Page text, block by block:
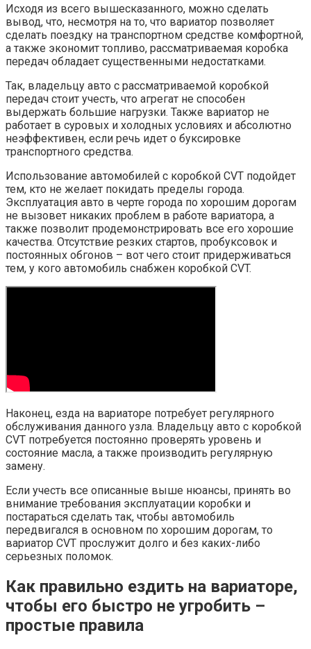
Исходя из всего вышесказанного, можно сделать
вывод, что, несмотря на то, что вариатор позволяет
сделать поездку на транспортном средстве комфортной,
а также экономит топливо, рассматриваемая коробка
передач обладает существенными недостатками.
Так, владельцу авто с рассматриваемой коробкой
передач стоит учесть, что агрегат не способен
выдержать большие нагрузки. Также вариатор не
работает в суровых и холодных условиях и абсолютно
неэффективен, если речь идет о буксировке
транспортного средства.
Использование автомобилей с коробкой CVT подойдет
тем, кто не желает покидать пределы города.
Эксплуатация авто в черте города по хорошим дорогам
не вызовет никаких проблем в работе вариатора, а
также позволит продемонстрировать все его хорошие
качества. Отсутствие резких стартов, пробуксовок и
постоянных обгонов – вот чего стоит придерживаться
тем, у кого автомобиль снабжен коробкой CVT.
Наконец, езда на вариаторе потребует регулярного
обслуживания данного узла. Владельцу авто с коробкой
CVT потребуется постоянно проверять уровень и
состояние масла, а также производить регулярную
замену.
Если учесть все описанные выше нюансы, принять во
внимание требования эксплуатации коробки и
постараться сделать так, чтобы автомобиль
передвигался в основном по хорошим дорогам, то
вариатор CVT прослужит долго и без каких-либо
серьезных поломок.
Как правильно ездить на вариаторе,
чтобы его быстро не угробить –
простые правила